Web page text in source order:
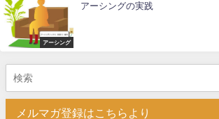
アーシング
アーシングの実践
メルマガ登録はこちらより